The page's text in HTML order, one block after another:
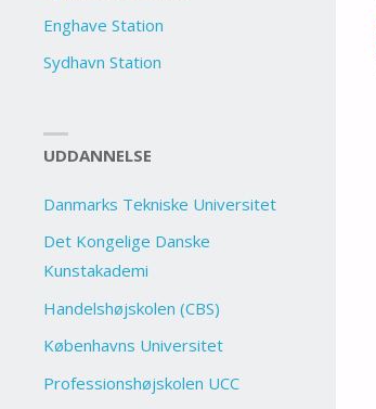
Enghave Station
Sydhavn Station
UDDANNELSE
Danmarks Tekniske Universitet
Det Kongelige Danske
Kunstakademi
Handelshøjskolen (CBS)
Københavns Universitet
Professionshøjskolen UCC